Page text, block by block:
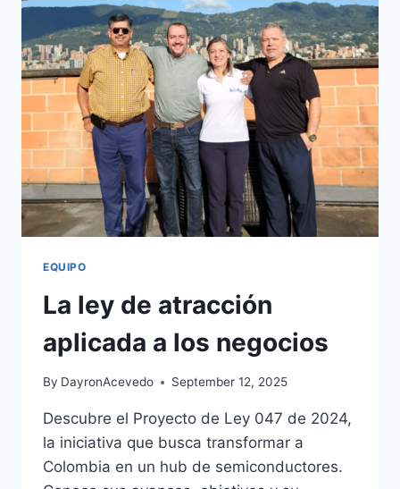
EQUIPO
La ley de atracción
aplicada a los negocios
By DayronAcevedo September 12, 2025
Descubre el Proyecto de Ley 047 de 2024,
la iniciativa que busca transformar a
Colombia en un hub de semiconductores.